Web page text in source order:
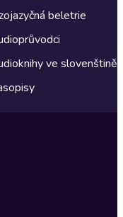
beletrie
ve slovenštině